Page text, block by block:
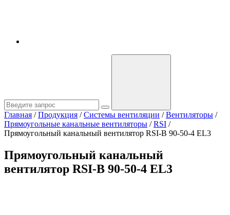
Главная / Продукция / Системы вентиляции / Вентиляторы /
Прямоугольные канальные вентиляторы / RSI /
Прямоугольный канальный вентилятор RSI-B 90-50-4 EL3
Прямоугольный канальный
вентилятор RSI-B 90-50-4 EL3